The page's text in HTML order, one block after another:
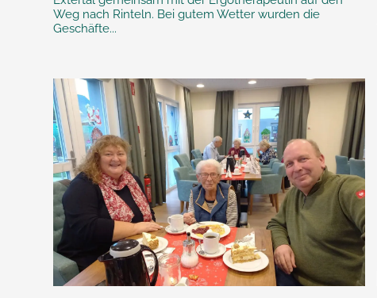
Weg nach Rinteln. Bei gutem Wetter wurden die
Geschäfte...